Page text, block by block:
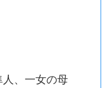
、一女の母